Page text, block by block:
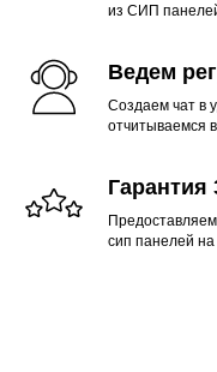
из СИП
Ведем
Создаем чат в
отчитываемся
Гарантия
сип панелей на